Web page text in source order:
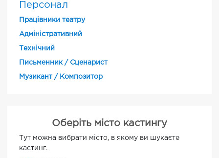
Персонал
Працівники театру
Адміністративний
Технічний
Письменник / Сценарист
Музикант / Композитор
Оберіть місто кастингу
Тут можна вибрати місто, в якому ви шукаєте
кастинг.